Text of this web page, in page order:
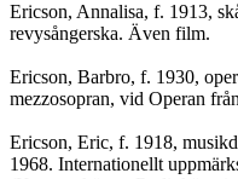
Ericson, Annalisa, f. 1913,
revysångerska. Även film.
Ericson, Barbro, f. 1930,
mezzosopran, vid Operan
Ericson, Eric, f. 1918,
1968. Internationellt